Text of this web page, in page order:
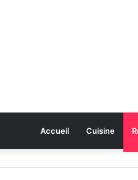
Accueil Cuisine